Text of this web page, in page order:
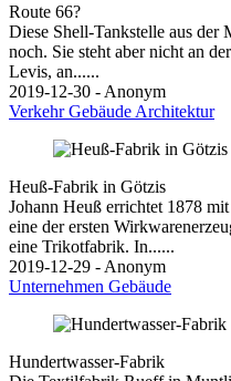
Route 66?
Diese Shell-Tankstelle aus der
noch. Sie steht aber nicht an
Levis, an......
2019-12-30 - Anonym
VerkehrGebäude Architektur
Heuß-Fabrik in Götzis
Johann Heuß errichtet 1878
eine der ersten
eine Trikotfabrik. In......
2019-12-29 - Anonym
Unternehmen Gebäude
Hundertwasser-Fabrik